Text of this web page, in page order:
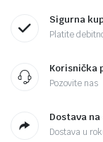
Sigurna
Platite
Korisnička
Pozovite nas
Dostava
Dostava u